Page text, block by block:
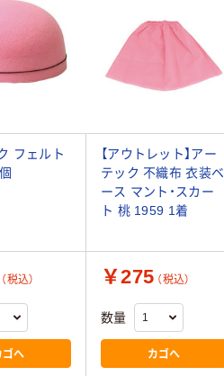
フェルト
【アウトレット】アー
テック 不織布 衣装ベ
ース マント・スカー
ト 桃 1959 1着
（税込）
ゴへ
￥275 （税込）
数量
カゴへ